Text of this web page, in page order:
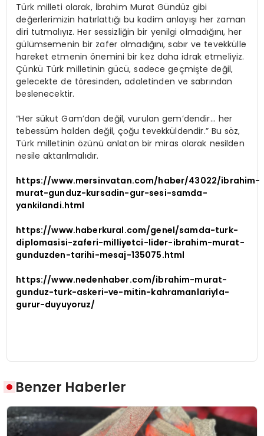
Türk milleti olarak, İbrahim Murat Gündüz gibi
değerlerimizin hatırlattığı bu kadim anlayışı her zaman
diri tutmalıyız. Her sessizliğin bir yenilgi olmadığını, her
gülümsemenin bir zafer olmadığını, sabır ve tevekkülle
hareket etmenin önemini bir kez daha idrak etmeliyiz.
Çünkü Türk milletinin gücü, sadece geçmişte değil,
gelecekte de töresinden, adaletinden ve sabrından
beslenecektir.
“Her sükut Gam’dan değil, vurulan gem’dendir… her
tebessüm halden değil, çoğu tevekküldendir.” Bu söz,
Türk milletinin özünü anlatan bir miras olarak nesilden
nesile aktarılmalıdır.
https://www.mersinvatan.com/haber/43022/ibrahim-
murat-gunduz-kursadin-gur-sesi-samda-
yankilandi.html
https://www.haberkural.com/genel/samda-turk-
diplomasisi-zaferi-milliyetci-lider-ibrahim-murat-
gunduzden-tarihi-mesaj-135075.html
https://www.nedenhaber.com/ibrahim-murat-
gunduz-turk-askeri-ve-mitin-kahramanlariyla-
gurur-duyuyoruz/
Benzer Haberler